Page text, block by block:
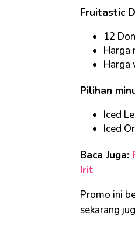
Fruitastic
12
Harga
Harga
Pilihan
Iced
Iced
Baca Juga:
Irit
Promo ini
sekarang